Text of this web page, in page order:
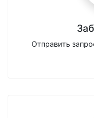
Отправить